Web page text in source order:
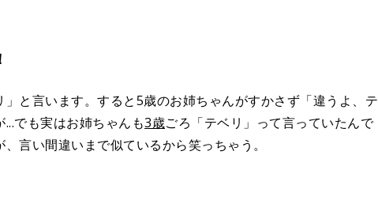
と言います。すると5歳のお姉ちゃんがすかさず「違うよ、テ
でも実はお姉ちゃんも3歳ごろ「テベリ」って言っていたんで
言い間違いまで似ているから笑っちゃう。